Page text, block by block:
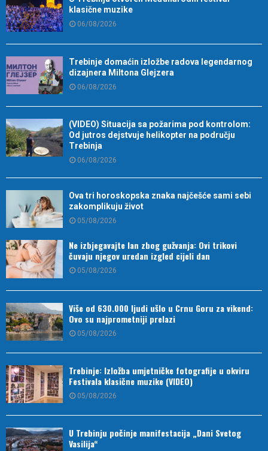
klasične muzike
06/08/2026
Trebinje domaćin izložbe radova legendarnog
dizajnera Miltona Glejzera
06/08/2026
(VIDEO) Situacija sa požarima pod kontrolom:
Od jutros dejstvuje helikopter na području
Trebinja
06/08/2026
Ova tri horoskopska znaka najčešće sami sebi
zakomplikuju život
05/08/2026
Ne izbjegavajte lan zbog gužvanja: Ovi trikovi
čuvaju njegov uredan izgled cijeli dan
05/08/2026
Više od 630.000 ljudi ušlo u Crnu Goru za vikend:
Ovo su najprometniji prelazi
05/08/2026
Trebinje: Izložba umjetničke fotografije u okviru
Festivala klasične muzike (VIDEO)
05/08/2026
U Trebinju počinje manifestacija „Dani Svetog
Vasilija“